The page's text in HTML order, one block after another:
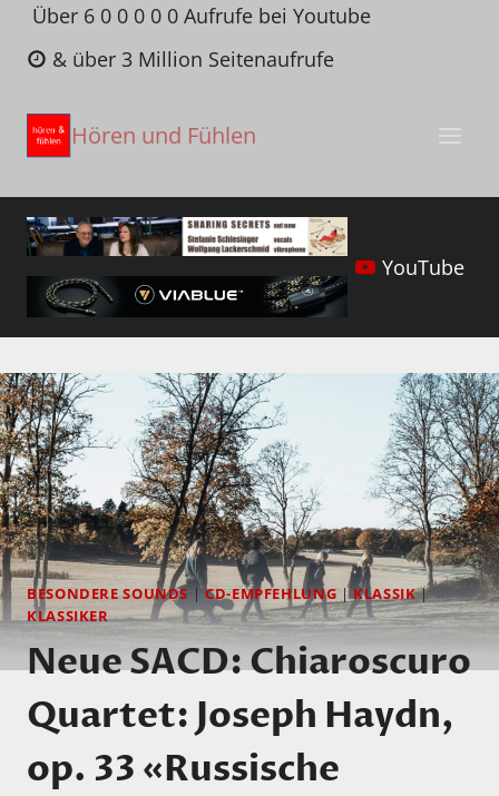
Zum
Inhalt
springen
Über 6 0 0 0 0 0 Aufrufe bei Youtube
& über 3 Million Seitenaufrufe
Hören und Fühlen
YouTube
BESONDERE SOUNDS | CD-EMPFEHLUNG |KLASSIK|
KLASSIKER
Neue SACD: Chiaroscuro
Quartet: Joseph Haydn,
op. 33 «Russische